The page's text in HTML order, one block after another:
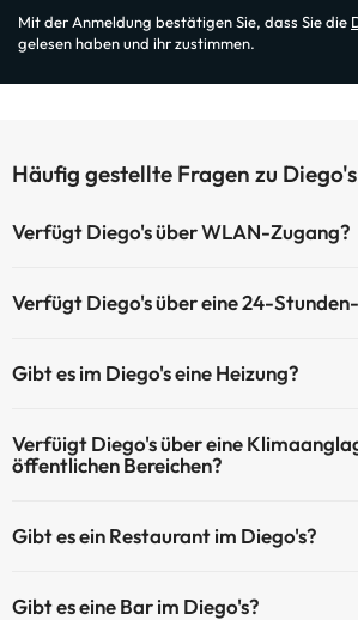
Mit der Anmeldung bestätigen Sie, dass Sie die
gelesen haben und ihr zustimmen.
Häufig gestellte Fragen zu Diego's
Verfügt Diego's über WLAN-Zugang?
Verfügt Diego's über eine 24-
Gibt es im Diego's eine Heizung?
Verfüigt Diego's über eine
öffentlichen Bereichen?
Gibt es ein Restaurant im Diego's?
Gibt es eine Bar im Diego's?